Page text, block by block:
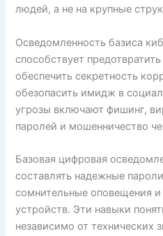
людей, а не на крупные
Осведомленность базиса
способствует
обеспечить секретность
обезопасить имидж в
угрозы включают фишинг,
паролей и мошенничество
Базовая цифровая
составлять надежные
сомнительные оповещения
устройств. Эти навыки
независимо от технических